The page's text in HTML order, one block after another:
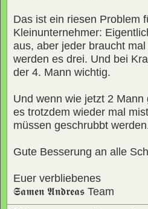
Das ist ein riesen Problem
Kleinunternehmer:
aus, aber jeder braucht
werden es drei. Und bei
der 4. Mann wichtig.
Und wenn wie jetzt 2
es trotzdem wieder mal
müssen geschrubbt
Gute Besserung an alle
Euer verbliebenes
𝕾𝖆𝖒𝖊𝖓 𝕬𝖓𝖉𝖗𝖊𝖆𝖘 Team